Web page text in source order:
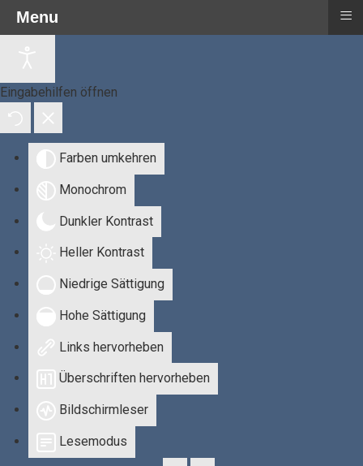
Eingabehilfen öffnen
Farben umkehren
Monochrom
Dunkler Kontrast
Heller Kontrast
Niedrige Sättigung
Hohe Sättigung
Links hervorheben
Überschriften hervorheben
Bildschirmleser
Lesemodus
Menu ≡